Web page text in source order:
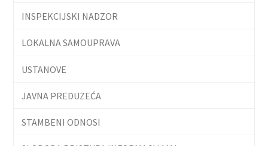
INSPEKCIJSKI NADZOR
LOKALNA SAMOUPRAVA
USTANOVE
JAVNA PREDUZEĆA
STAMBENI ODNOSI